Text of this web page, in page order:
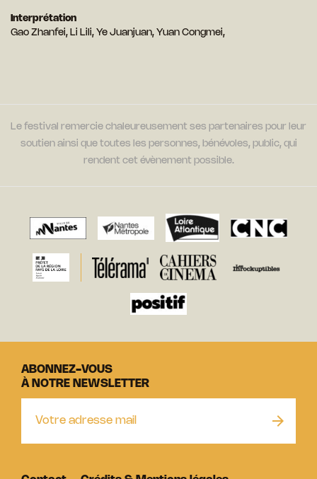
Interprétation
Gao Zhanfei, Li Lili, Ye Juanjuan, Yuan Congmei,
Le festival remercie chaleureusement ses partenaires pour leur
soutien ainsi que toutes les personnes, bénévoles, public, qui
rendent cet évènement possible.
ABONNEZ-VOUS
À NOTRE NEWSLETTER